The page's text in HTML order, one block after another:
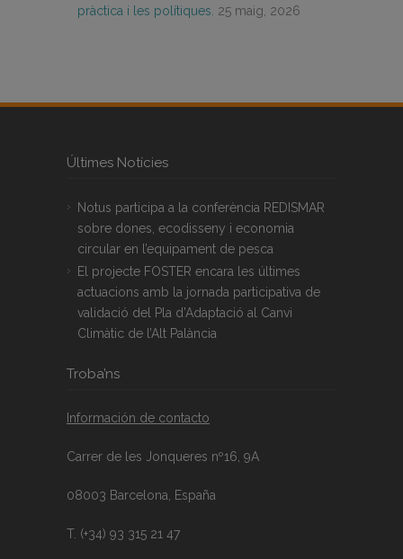
pràctica i les polítiques. 25 maig, 2026
Últimes Notícies
Notus participa a la conferència REDISMAR
sobre dones, ecodisseny i economia
circular en l’equipament de pesca
El projecte FOSTER encara les últimes
actuacions amb la jornada participativa de
validació del Pla d’Adaptació al Canvi
Climàtic de l’Alt Palància
Troba’ns
Información de contacto
Carrer de les Jonqueres nº16, 9A
08003 Barcelona, España
T. (+34) 93 315 21 47